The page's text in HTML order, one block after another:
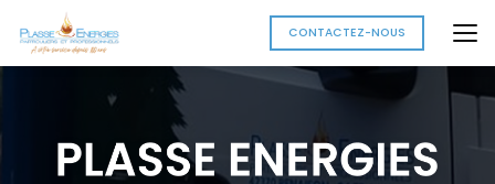
au
contenu
principal
CONTACTEZ-NOUS